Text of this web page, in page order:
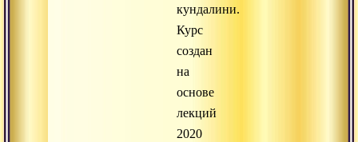
кундалини.
Курс
создан
на
основе
лекций
2020